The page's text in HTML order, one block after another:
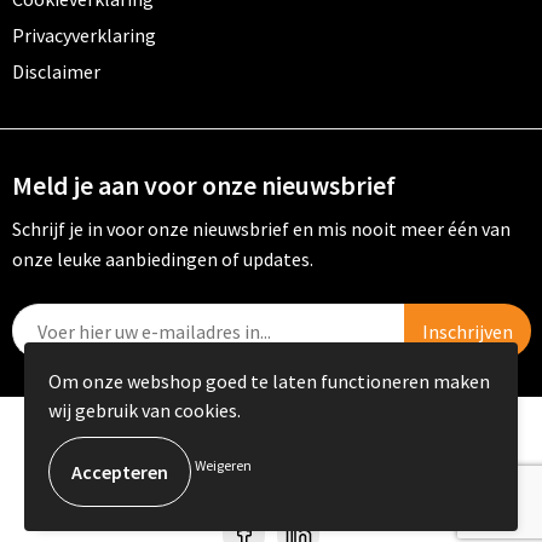
Privacyverklaring
Disclaimer
Meld je aan voor onze nieuwsbrief
Schrijf je in voor onze nieuwsbrief en mis nooit meer één van
onze leuke aanbiedingen of updates.
© Copyright PRIKKELS B.V. 2023
Om onze webshop goed te laten functioneren maken
wij gebruik van cookies.
Weigeren